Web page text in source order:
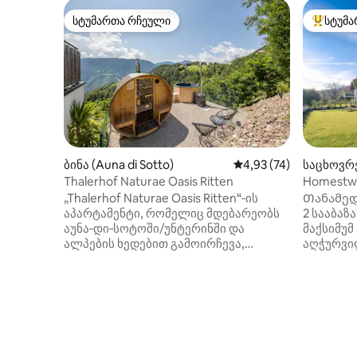
სტუმართა რჩეული
სტუმართა რჩეული
ბინა (Auna di Sotto) საშუალო შეფასებაა
4,93 (74)
Thalerhof Naturae Oasis Ritten
„Thalerhof Naturae Oasis Ritten“‑ის
აპარტამენტი, რომელიც მდებარეობს
აუნა‑დი‑სოტოში/უნტერინში და
ალპების ხედებით გამოირჩევა,
2